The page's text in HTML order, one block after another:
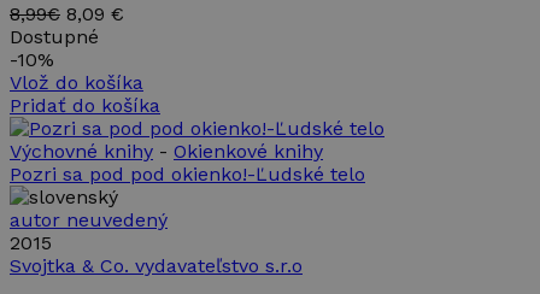
8,99€ 8,09 €
Dostupné
-10%
Vlož do košíka
Pridať do košíka
Výchovné knihy - Okienkové knihy
Pozri sa pod pod okienko!-Ľudské telo
autor neuvedený
2015
Svojtka & Co. vydavateľstvo s.r.o